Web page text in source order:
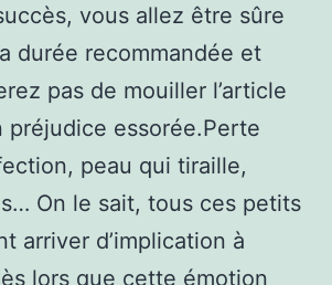
vous allez être sûre
durée recommandée et
pas de mouiller l’article
préjudice essorée.Perte
peau qui tiraille,
On le sait, tous ces petits
arriver d’implication à
lors que cette émotion